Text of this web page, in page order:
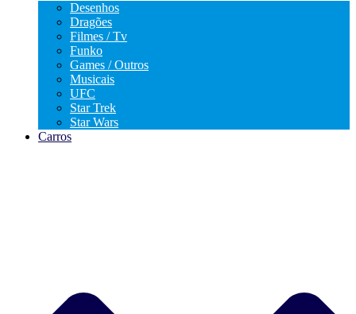
Desenhos
Dragões
Filmes / Tv
Funko
Games / Outros
Musicais
UFC
Star Trek
Star Wars
Carros